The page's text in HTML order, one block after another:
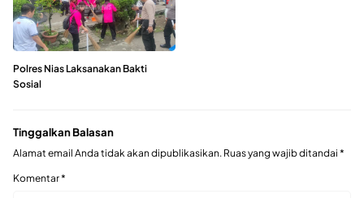
Polres Nias Laksanakan Bakti
Sosial
Tinggalkan Balasan
Alamat email Anda tidak akan dipublikasikan. Ruas yang wajib ditandai *
Komentar*